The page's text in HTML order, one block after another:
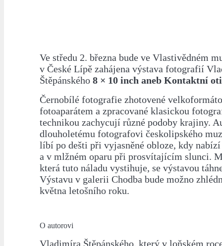
Ve středu 2. března bude ve Vlastivědném
v České Lípě zahájena výstava fotografií
Štěpánského 8 × 10 inch aneb Kontaktní
Černobílé fotografie zhotovené
fotoaparátem a zpracované klasickou
technikou zachycují různé podoby krajiny.
dlouholetému fotografovi českolipského
líbí po dešti při vyjasněné obloze, kdy
a v mlžném oparu při prosvítajícím slunci.
která tuto náladu vystihuje, se výstavou
Výstavu v galerii Chodba bude možno
května letošního roku.
O autorovi
Vladimíra Štěpánského, který v loňském